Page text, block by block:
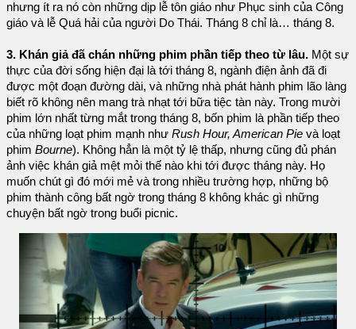
nhưng ít ra nó còn những dịp lễ tôn giáo như Phục sinh của Công
giáo và lễ Quá hải của người Do Thái. Tháng 8 chỉ là… tháng 8.
3. Khán giả đã chán những phim phần tiếp theo từ lâu. Một sự
thực của đời sống hiện đại là tới tháng 8, ngành điện ảnh đã đi
được một đoạn đường dài, và những nhà phát hành phim lão làng
biết rõ không nên mang trà nhạt tới bữa tiệc tàn này. Trong mười
phim lớn nhất từng mắt trong tháng 8, bốn phim là phần tiếp theo
của những loạt phim mạnh như Rush Hour, American Pie và loạt
phim Bourne). Không hẳn là một tỷ lệ thấp, nhưng cũng đủ phán
ảnh việc khán giả mệt mỏi thế nào khi tới được tháng này. Họ
muốn chút gì đó mới mẻ và trong nhiều trường hợp, những bộ
phim thành công bất ngờ trong tháng 8 không khác gì những
chuyện bất ngờ trong buổi picnic.